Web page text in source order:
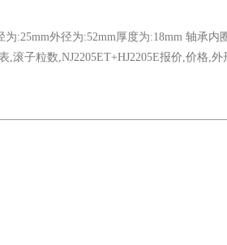
为:25mm外径为:52mm厚度为:18mm 轴承
滚子粒数,NJ2205ET+HJ2205E报价,价格,外